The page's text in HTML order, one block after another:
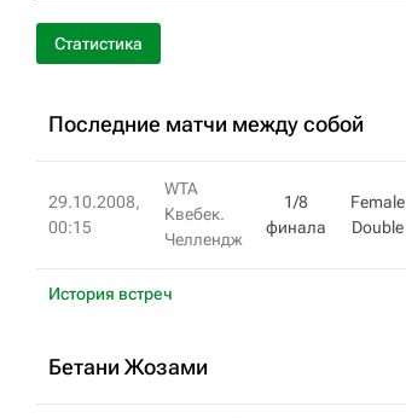
Статистика
Последние матчи между собой
29.10.2008,
00:15
WTA
Квебек.
Челлендж
1/8
финала
Female
Double
История встреч
Бетани Жозами